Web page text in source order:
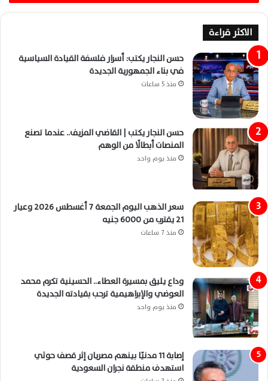
الاكثر قراءة
حسن النجار يكتب: أسرار فلسفة القيادة السياسية
في بناء الجمهورية الجديدة
منذ 5 ساعات
حسن النجار يكتب | القاضي المزيف.. عندما تصنع
المنصات أبطالًا من الوهم
منذ يوم واحد
سعر الذهب اليوم الجمعة 7 أغسطس 2026 وعيار
21 يقترب من 6000 جنيه
منذ 7 ساعات
وداع يليق بمسيرة العطاء.. الحسينية تكرم محمد
العوضي والإبراهيمية ترحب بقيادته الجديدة
منذ يوم واحد
إصابة 11 مدنيًا بينهم مصريان إثر قصف حوثي
استهدف منطقة نجران السعودية